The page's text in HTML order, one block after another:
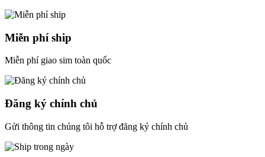
Miễn phí ship
Miễn phí giao sim toàn quốc
Đăng ký chính chủ
Gửi thông tin chúng tôi hỗ trợ đăng ký chính chủ